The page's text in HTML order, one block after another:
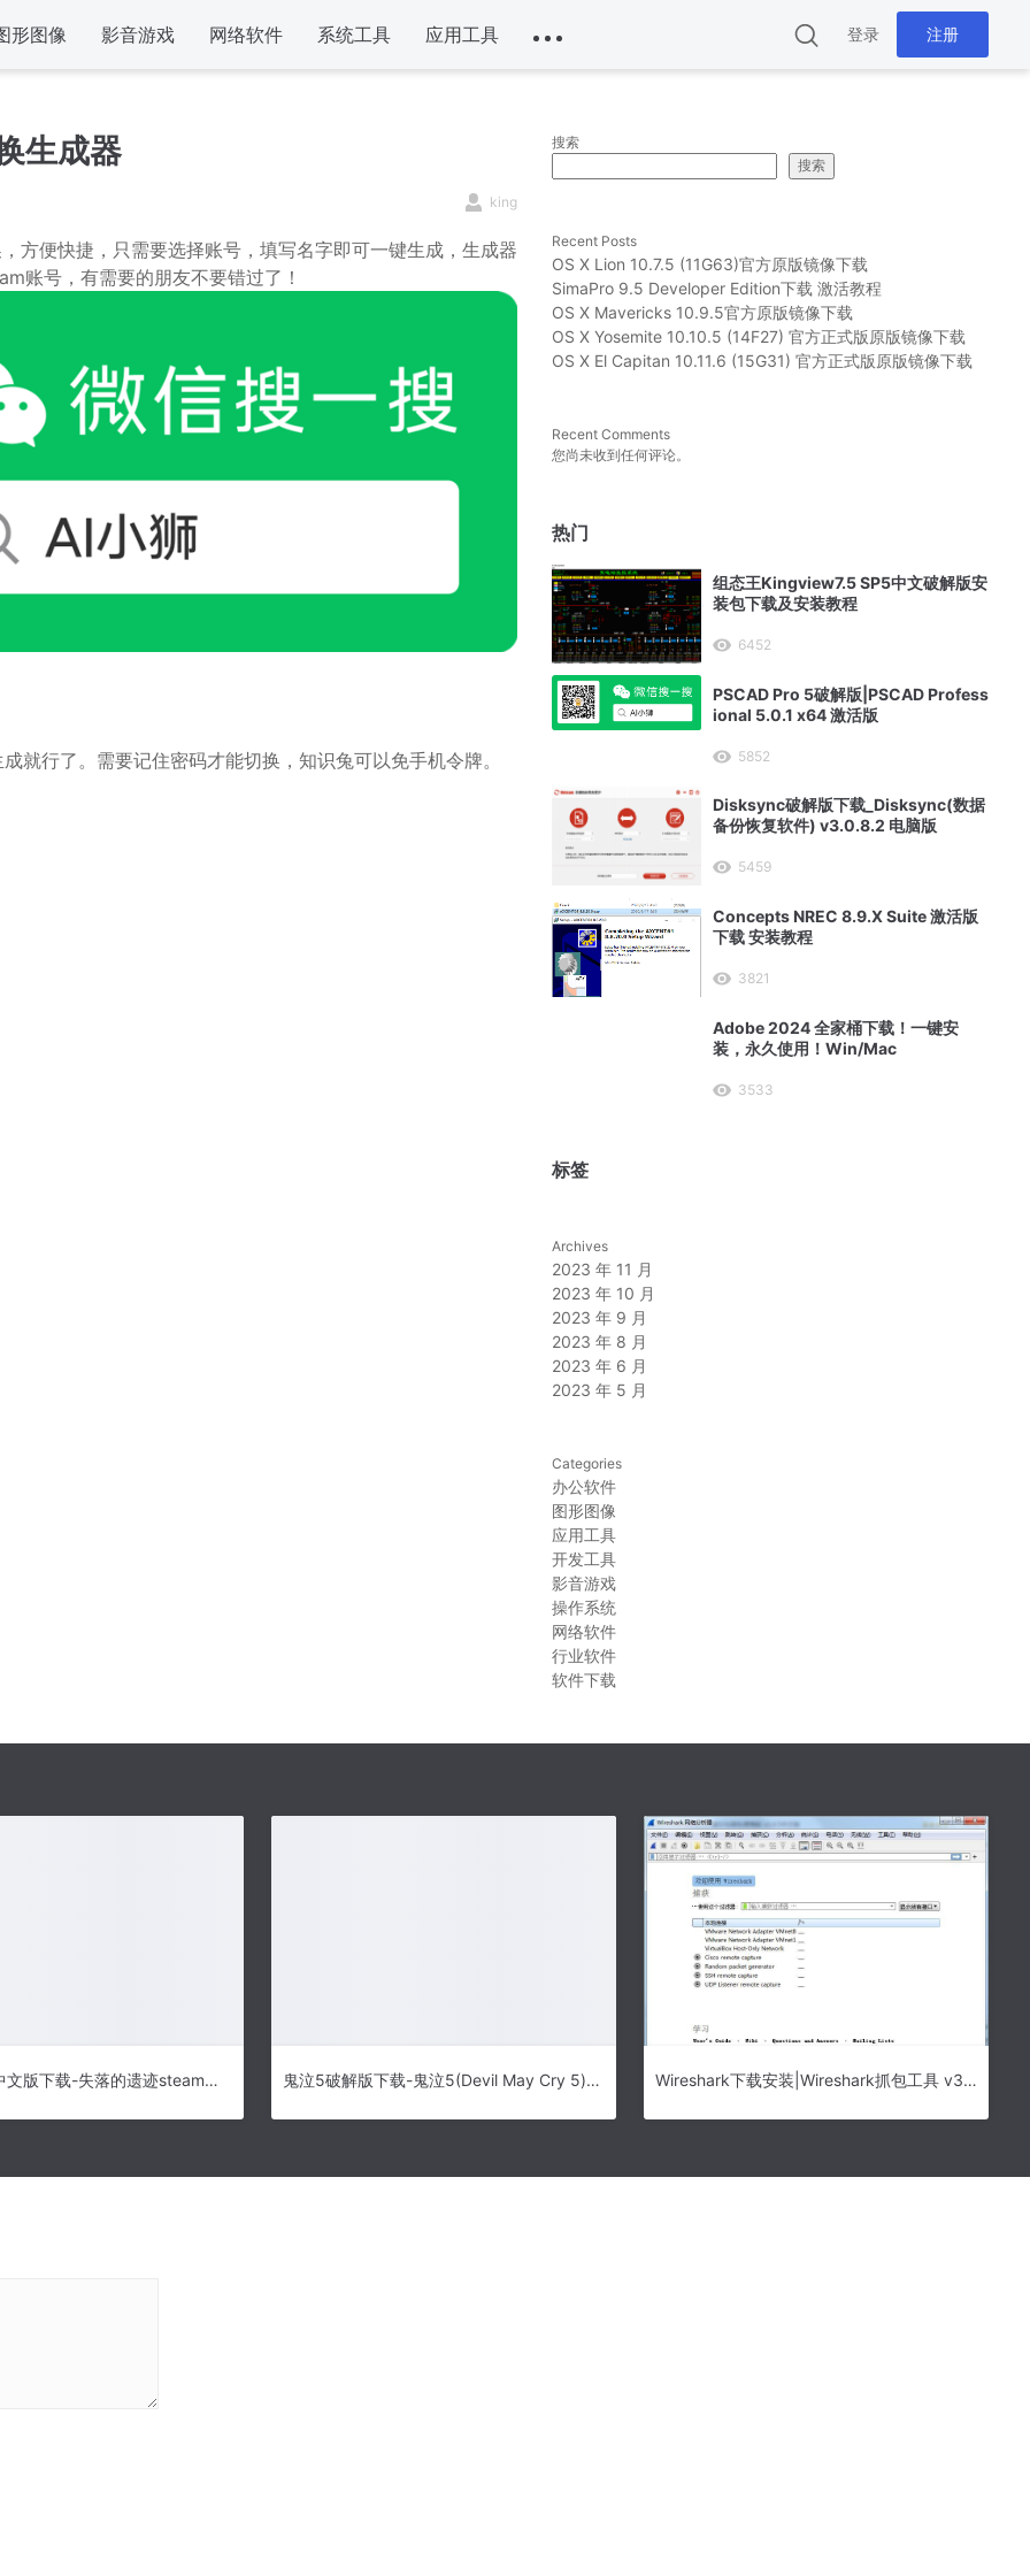
形图像 影音游戏 网络软件 系统工具 应用工具 登录 注册
生成器
king
方便快捷，只需要选择账号，填写名字即可一键生成，生成器
账号，有需要的朋友不要错过了！
就行了。需要记住密码才能切换，知识兔可以免手机令牌。
搜索
搜索
Recent Posts
OS X Lion 10.7.5 (11G63)官方原版镜像下载
SimaPro 9.5 Developer Edition下载 激活教程
OS X Mavericks 10.9.5官方原版镜像下载
OS X Yosemite 10.10.5 (14F27) 官方正式版原版镜像下载
OS X El Capitan 10.11.6 (15G31) 官方正式版原版镜像下载
Recent Comments
您尚未收到任何评论。
热门
组态王Kingview7.5 SP5中文破解版安
装包下载及安装教程
6452
PSCAD Pro 5破解版|PSCAD Profess
ional 5.0.1 x64 激活版
5852
Disksync破解版下载_Disksync(数据
备份恢复软件) v3.0.8.2 电脑版
5459
Concepts NREC 8.9.X Suite 激活版
下载 安装教程
3821
Adobe 2024 全家桶下载！一键安
装，永久使用！Win/Mac
3533
标签
Archives
2023 年 11 月
2023 年 10 月
2023 年 9 月
2023 年 8 月
2023 年 6 月
2023 年 5 月
Categories
办公软件
图形图像
应用工具
开发工具
影音游戏
操作系统
网络软件
行业软件
软件下载
失落的遗迹中文版下载-失落的遗迹steam破解版(附结局攻略) v1.0 鬼泣5破解版下载-鬼泣5(Devil May Cry 5)中文破解版下载 v1.0免安装硬盘版[百度网盘资源] Wireshark下载安装|Wireshark抓包工具 v3.4.5中文绿色版下载